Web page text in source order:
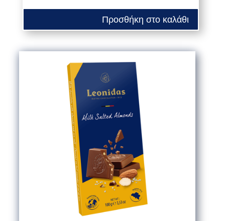
Προσθήκη στο καλάθι